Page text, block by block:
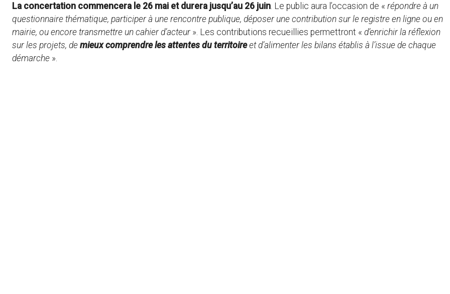
La concertation commencera le 26 mai et durera jusqu’au 26 juin . Le public aura l’occasion de « répondre à un
questionnaire thématique, participer à une rencontre publique, déposer une contribution sur le registre en ligne ou en
mairie, ou encore transmettre un cahier d’acteur». Les contributions recueillies permettront « d’enrichir la réflexion
sur les projets, de mieux comprendre les attentes du territoireet d’alimenter les bilans établis à l’issue de chaque
démarche ».